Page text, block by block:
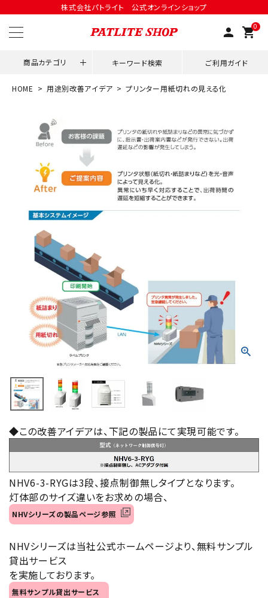
株式会社パトライト 公式オンラインショップ
person 0
shopping_cart
商品カテゴリ キーワード検索 ご利用ガイド
ACCOUNT MENU
ログイン person 会員登録
用途別改善アイデア
ネットワーク対応
積層信号灯
回転灯
流線型
表示灯
光音一体型
音/音声
センサ機器
散光式警光灯
オプション
補修パーツ
HOME 用途別改善アイデア プリンター用紙切れの見える化
◆この改善アイデアは、下記の製品にて実現可能です。
NHV6-3-RYGは3段、接点制御無しタイプとなります。
灯体部のサイズ違いをお求めの場合、
NHVシリーズの製品ページ参照
NHVシリーズは当社公式ホームページより、無料サンプル
貸出サービス
を実施しております。
無料サンプル貸出サービス